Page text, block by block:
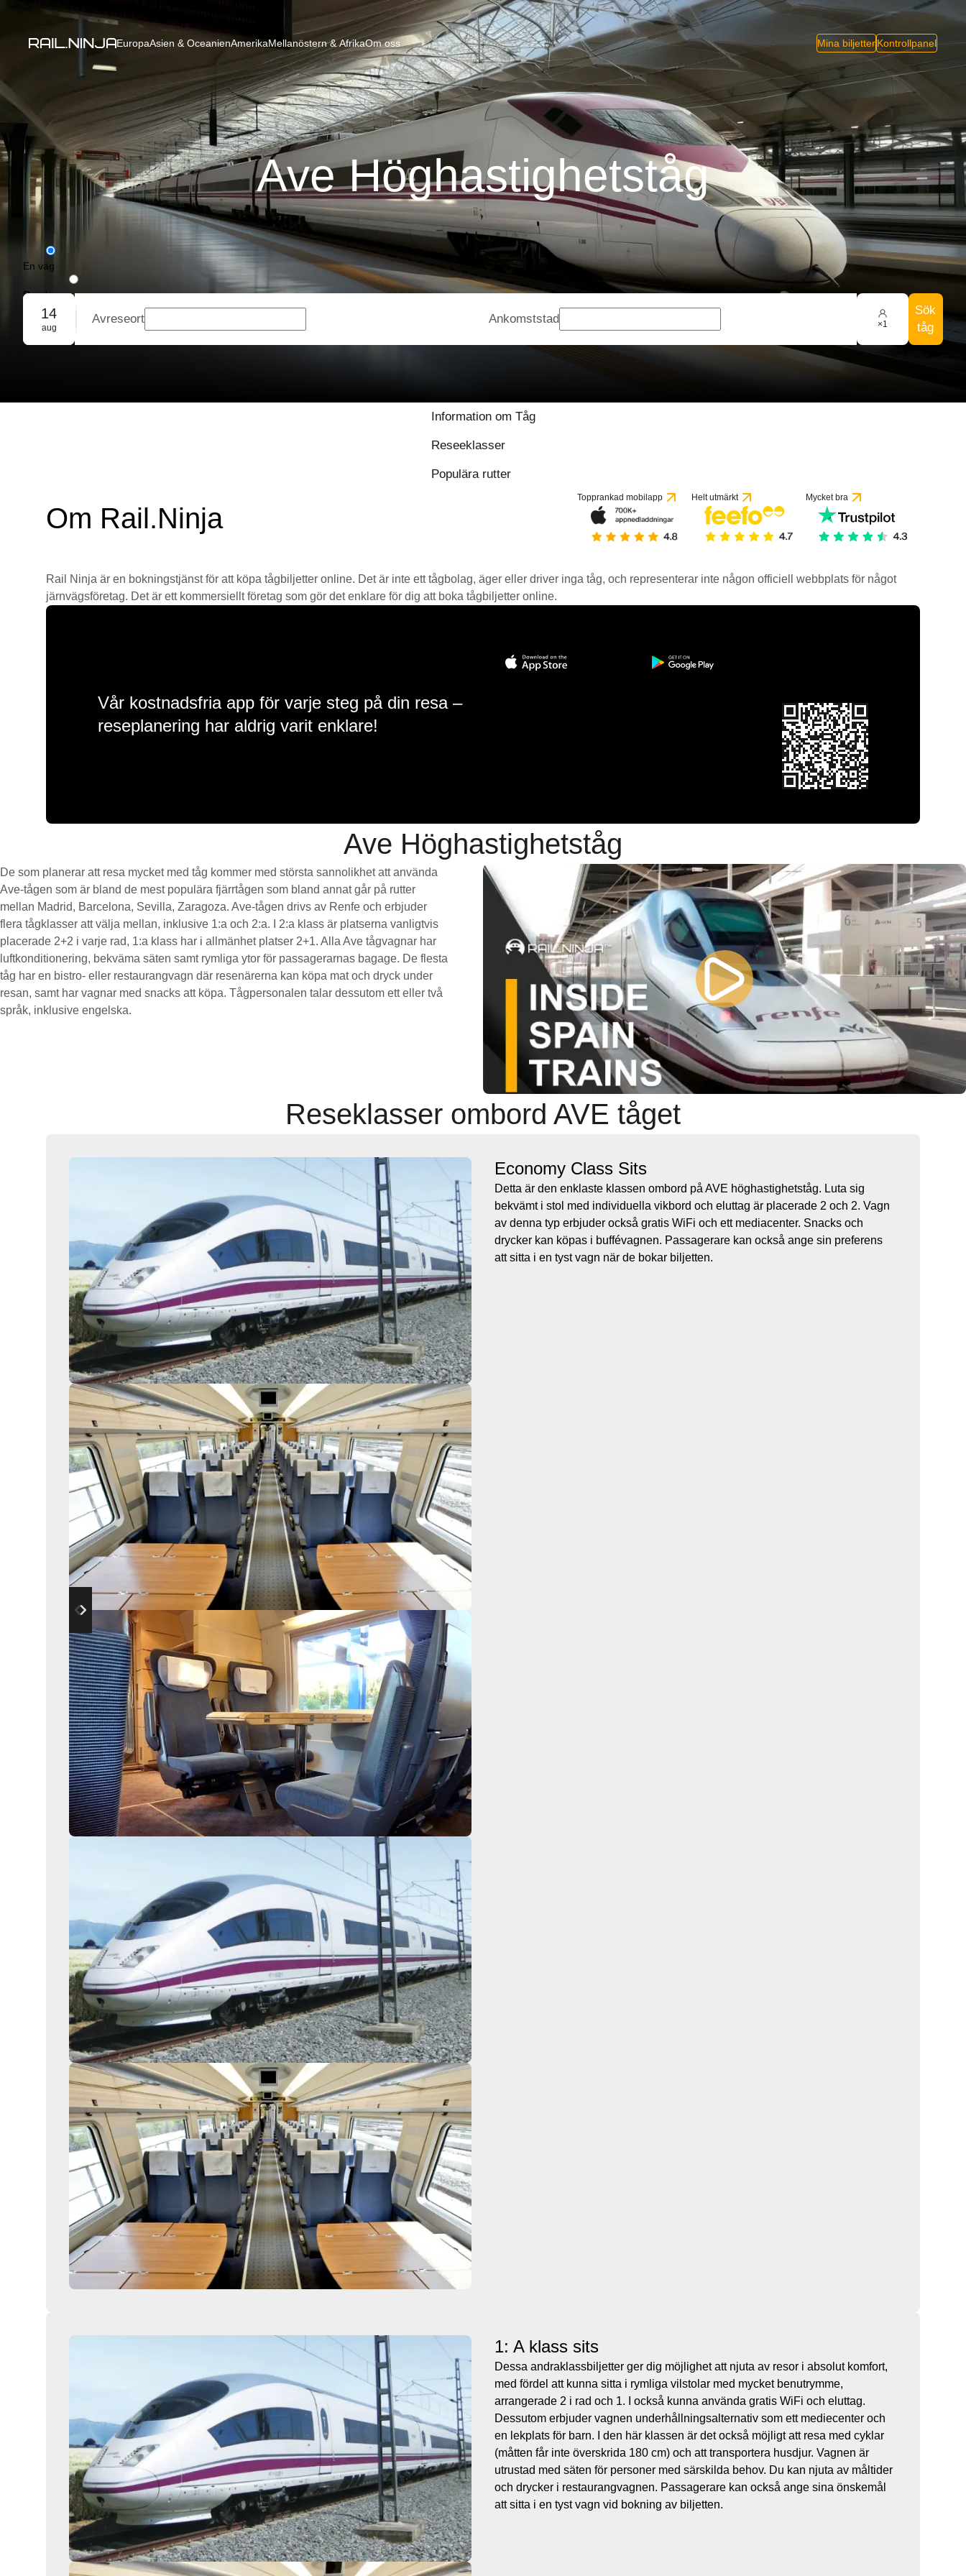
EuropaAsien & OceanienAmerikaMellanöstern & AfrikaOm oss Mina biljetterKontrollpanel
Ave Höghastighetståg
En väg
Rundresa
Gruppbokning
14
aug
Avreseort Ankomststad ×1
Sök
tåg
Information om Tåg
Reseeklasser
Populära rutter
Om Rail.Ninja
Topprankad mobilapp Helt utmärkt Mycket bra
Rail Ninja är en bokningstjänst för att köpa tågbiljetter online. Det är inte ett tågbolag, äger eller driver inga tåg, och representerar inte någon officiell webbplats för något
järnvägsföretag. Det är ett kommersiellt företag som gör det enklare för dig att boka tågbiljetter online.
Vår kostnadsfria app för varje steg på din resa –
reseplanering har aldrig varit enklare!
Ave Höghastighetståg
De som planerar att resa mycket med tåg kommer med största sannolikhet att använda
Ave-tågen som är bland de mest populära fjärrtågen som bland annat går på rutter
mellan Madrid, Barcelona, Sevilla, Zaragoza. Ave-tågen drivs av Renfe och erbjuder
flera tågklasser att välja mellan, inklusive 1:a och 2:a. I 2:a klass är platserna vanligtvis
placerade 2+2 i varje rad, 1:a klass har i allmänhet platser 2+1. Alla Ave tågvagnar har
luftkonditionering, bekväma säten samt rymliga ytor för passagerarnas bagage. De flesta
tåg har en bistro- eller restaurangvagn där resenärerna kan köpa mat och dryck under
resan, samt har vagnar med snacks att köpa. Tågpersonalen talar dessutom ett eller två
språk, inklusive engelska.
Reseklasser ombord AVE tåget
Economy Class Sits
Detta är den enklaste klassen ombord på AVE höghastighetståg. Luta sig
bekvämt i stol med individuella vikbord och eluttag är placerade 2 och 2. Vagn
av denna typ erbjuder också gratis WiFi och ett mediacenter. Snacks och
drycker kan köpas i buffévagnen. Passagerare kan också ange sin preferens
att sitta i en tyst vagn när de bokar biljetten.
1: A klass sits
Dessa andraklassbiljetter ger dig möjlighet att njuta av resor i absolut komfort,
med fördel att kunna sitta i rymliga vilstolar med mycket benutrymme,
arrangerade 2 i rad och 1. I också kunna använda gratis WiFi och eluttag.
Dessutom erbjuder vagnen underhållningsalternativ som ett mediecenter och
en lekplats för barn. I den här klassen är det också möjligt att resa med cyklar
(måtten får inte överskrida 180 cm) och att transportera husdjur. Vagnen är
utrustad med säten för personer med särskilda behov. Du kan njuta av måltider
och drycker i restaurangvagnen. Passagerare kan också ange sina önskemål
att sitta i en tyst vagn vid bokning av biljetten.